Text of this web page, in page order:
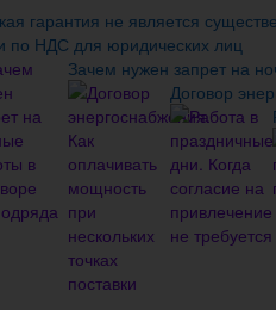
гарантия не является
по НДС для юридических лиц
Зачем нужен запрет на
Договор